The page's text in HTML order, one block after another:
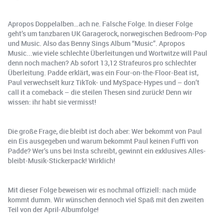
Apropos Doppelalben…ach ne. Falsche Folge. In dieser Folge
geht’s um tanzbaren UK Garagerock, norwegischen Bedroom-Pop
und Music. Also das Benny Sings Album “Music”. Apropos
Music...wie viele schlechte Überleitungen und Wortwitze will Paul
denn noch machen? Ab sofort 13,12 Strafeuros pro schlechter
Überleitung. Padde erklärt, was ein Four-on-the-Floor-Beat ist,
Paul verwechselt kurz TikTok- und MySpace-Hypes und – don’t
call it a comeback – die steilen Thesen sind zurück! Denn wir
wissen: ihr habt sie vermisst!
Die große Frage, die bleibt ist doch aber: Wer bekommt von Paul
ein Eis ausgegeben und warum bekommt Paul keinen Fuffi von
Padde? Wer’s uns bei Insta schreibt, gewinnt ein exklusives Alles-
bleibt-Musik-Stickerpack! Wirklich!
Mit dieser Folge beweisen wir es nochmal offiziell: nach müde
kommt dumm. Wir wünschen dennoch viel Spaß mit den zweiten
Teil von der April-Albumfolge!